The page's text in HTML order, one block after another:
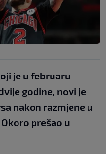
je u februaru
godine, novi je
nakon razmjene u
prešao u